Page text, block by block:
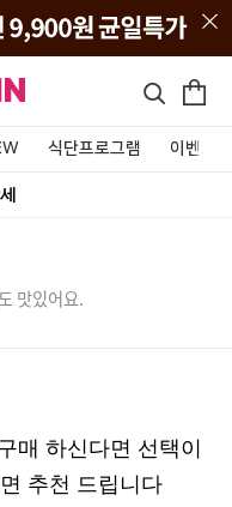
식단프로그램 이벤트&
맛있어요.
매 하신다면 선택이
추천 드립니다